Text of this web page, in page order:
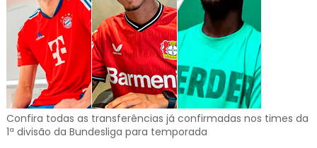
Confira todas as transferências já confirmadas nos times da
1ª divisão da Bundesliga para temporada